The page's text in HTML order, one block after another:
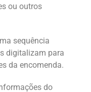
ou outros
sequência
digitalizam para
da encomenda.
do